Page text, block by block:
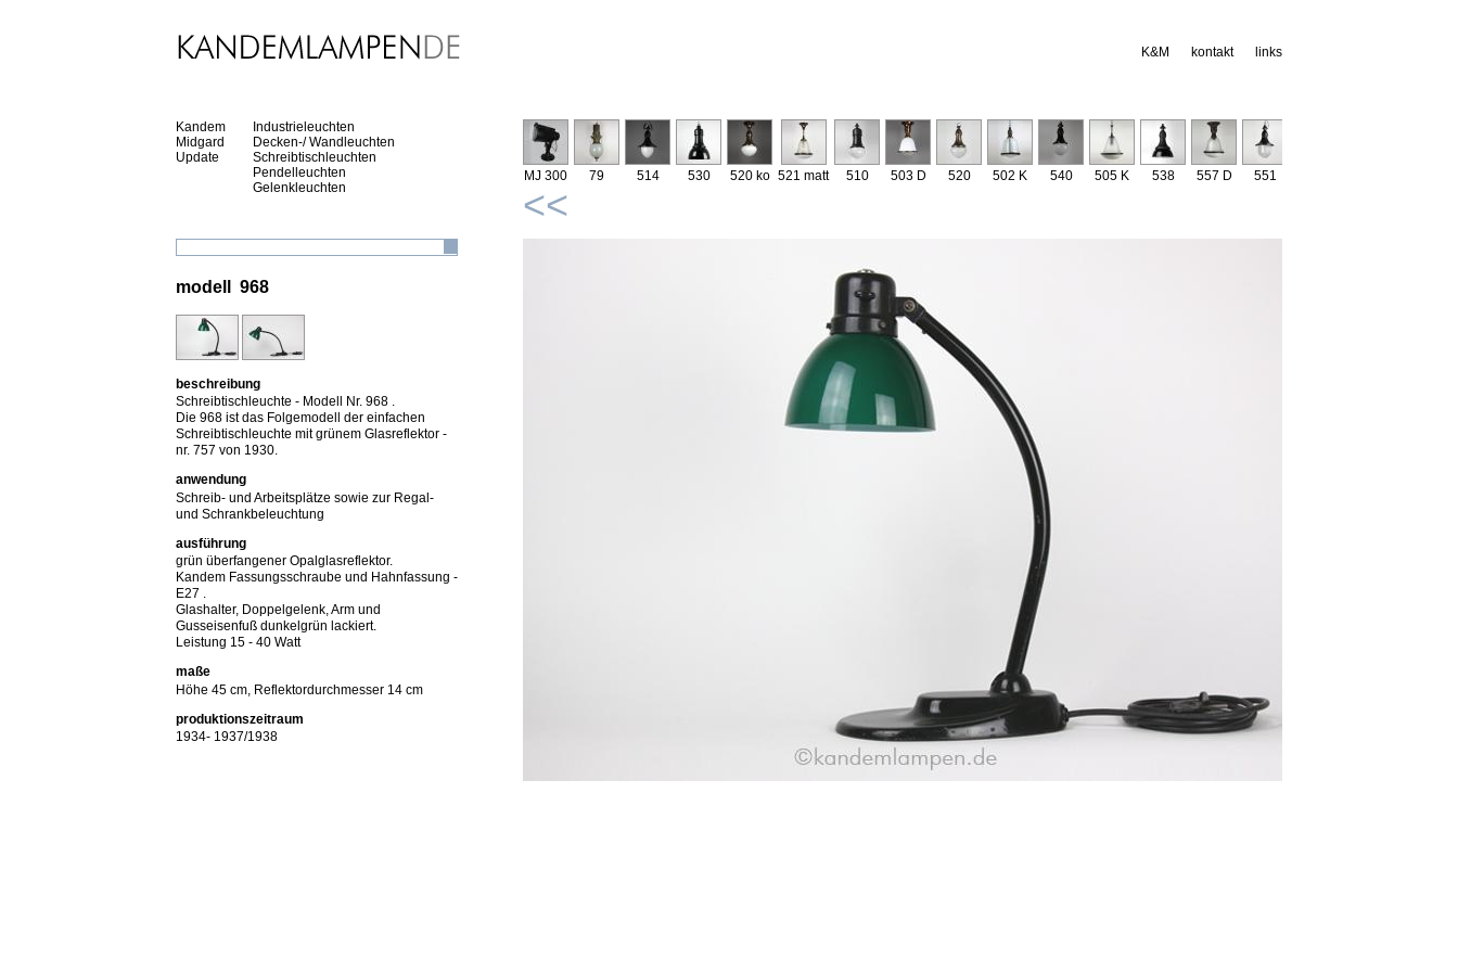
K&M kontakt links
Kandem
Midgard
Update
Industrieleuchten
Decken-/ Wandleuchten
Schreibtischleuchten
Pendelleuchten
Gelenkleuchten
modell 968
beschreibung
Schreibtischleuchte - Modell Nr. 968 .
Die 968 ist das Folgemodell der einfachen
Schreibtischleuchte mit grünem Glasreflektor -
nr. 757 von 1930.
anwendung
Schreib- und Arbeitsplätze sowie zur Regal-
und Schrankbeleuchtung
ausführung
grün überfangener Opalglasreflektor.
Kandem Fassungsschraube und Hahnfassung -
E27 .
Glashalter, Doppelgelenk, Arm und
Gusseisenfuß dunkelgrün lackiert.
Leistung 15 - 40 Watt
maße
Höhe 45 cm, Reflektordurchmesser 14 cm
produktionszeitraum
1934- 1937/1938
MJ 300 79 514 530 520 ko 521 matt 510 503 D 520 502 K 540 505 K 538 557 D 551
<<